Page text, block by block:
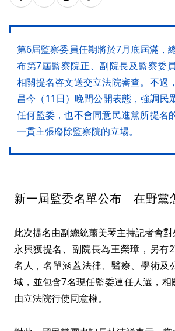
第6屆監察委員任期將於7月底屆滿，
布第7屆監察院正、副院長及監察委
相關提名咨文送交立法院審查。不過
昌今（11日）晚間公開表態，強調民
任何監委，也不會同意民進黨所提名
一貫主張廢除監察院的立場。
新一屆監委名單公布 在野黨
此次提名由副總統蕭美琴主持記者會
永興獲提名、副院長為王榮璋，另有
名人，名單涵蓋法律、醫療、學術及
域，並包含7名現任監委連任人選，相
由立法院行使同意權。